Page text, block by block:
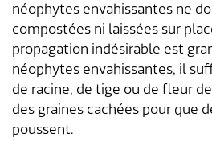
néophytes envahissantes ne
compostées ni laissées sur
propagation indésirable est
néophytes envahissantes, il
de racine, de tige ou de fleur
des graines cachées pour que
poussent.